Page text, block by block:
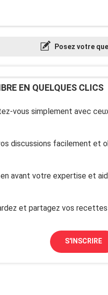
Posez votre
EN QUELQUES CLICS
vous simplement avec
discussions facilement et
avant votre expertise et
et partagez vos
S'INSCRIRE